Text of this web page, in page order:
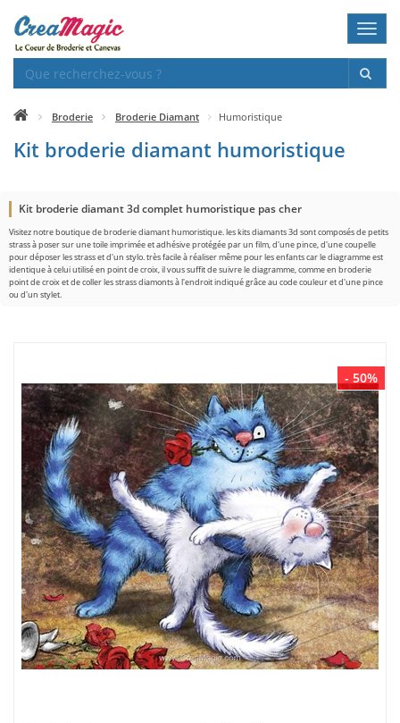
Broderie Broderie Diamant Humoristique
Kit broderie diamant humoristique
Kit broderie diamant 3d complet humoristique pas cher
Visitez notre boutique de broderie diamant humoristique. les kits diamants 3d sont composés de petits
strass à poser sur une toile imprimée et adhésive protégée par un film, d'une pince, d'une coupelle
pour déposer les strass et d'un stylo. très facile à réaliser même pour les enfants car le diagramme est
identique à celui utilisé en point de croix, il vous suffit de suivre le diagramme, comme en broderie
point de croix et de coller les strass diamonts à l'endroit indiqué grâce au code couleur et d'une pince
ou d'un stylet.
- 50%